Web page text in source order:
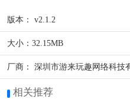
版本： v2.1.2
大小： 32.15MB
厂商： 深圳市游来玩趣网络科技
相关推荐